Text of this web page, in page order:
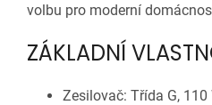
volbu pro moderní
ZÁKLADNÍ
Zesilovač: Třída G,